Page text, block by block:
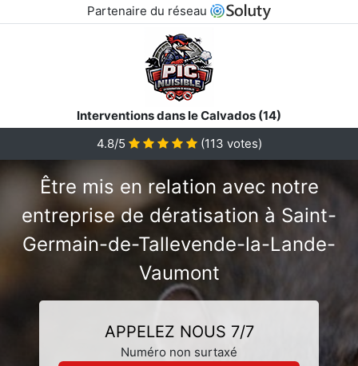
Partenaire du réseau
Interventions dans le Calvados (14)
4.8/5
(113 votes)
Être mis en relation avec notre
entreprise de dératisation à Saint-
Germain-de-Tallevende-la-Lande-
Vaumont
APPELEZ NOUS 7/7
Numéro non surtaxé